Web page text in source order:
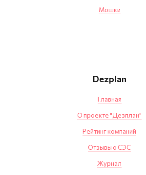
Dezplan
Главная
О проекте "Дезплан"
Рейтинг компаний
Отзывы о СЭС
Журнал
Мошки